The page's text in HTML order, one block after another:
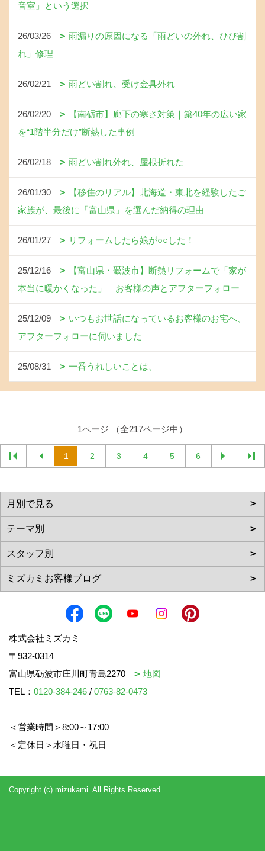
音室」という選択
26/03/26
雨漏りの原因になる「雨どいの外れ、ひび割
れ」修理
26/02/21 雨どい割れ、受け金具外れ
26/02/20
【南砺市】廊下の寒さ対策｜築40年の広い家
を“1階半分だけ”断熱した事例
26/02/18 雨どい割れ外れ、屋根折れた
26/01/30
【移住のリアル】北海道・東北を経験したご
家族が、最後に「富山県」を選んだ納得の理由
26/01/27 リフォームしたら娘が○○した！
25/12/16
【富山県・礪波市】断熱リフォームで「家が
本当に暖かくなった」｜お客様の声とアフターフォロー
25/12/09
いつもお世話になっているお客様のお宅へ、
アフターフォローに伺いました
25/08/31 一番うれしいことは、
1ページ （全217ページ中）
1 2 3 4 5 6
株式会社ミズカミ
〒932-0314
富山県砺波市庄川町青島2270
地図
TEL： 0120-384-246 / 0763-82-0473
＜営業時間＞8:00～17:00
＜定休日＞水曜日・祝日
Copyright (c) mizukami. All Rights Reserved.